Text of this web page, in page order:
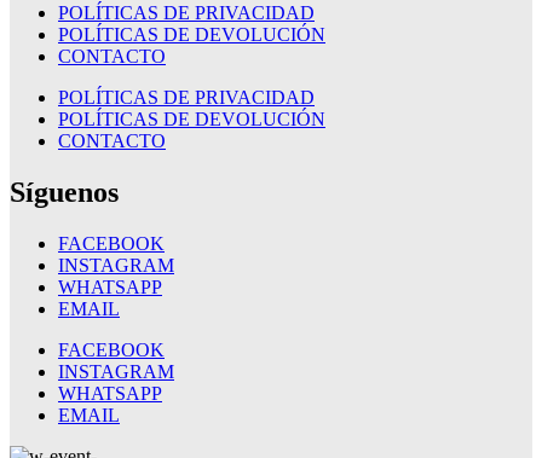
POLÍTICAS DE PRIVACIDAD
POLÍTICAS DE DEVOLUCIÓN
CONTACTO
POLÍTICAS DE PRIVACIDAD
POLÍTICAS DE DEVOLUCIÓN
CONTACTO
Síguenos
FACEBOOK
INSTAGRAM
WHATSAPP
EMAIL
FACEBOOK
INSTAGRAM
WHATSAPP
EMAIL